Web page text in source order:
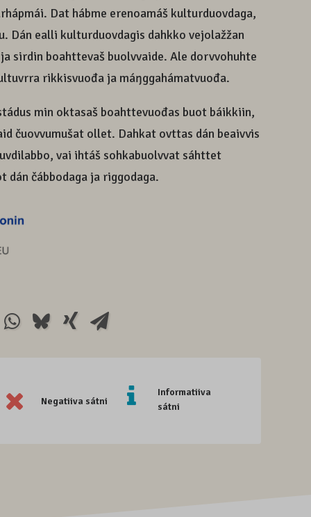
Dat hábme erenoamáš kulturduovdaga,
Dán ealli kulturduovdagis dahkko vejolažžan
sirdin boahttevaš buolvvaide. Ale dorvvohuhte
rikkisvuođa ja máŋggahámatvuođa.
min oktasaš boahttevuođas buot báikkiin,
čuovvumušat ollet. Dahkat ovttas dán beaivvis
vai ihtáš sohkabuolvvat sáhttet
čábbodaga ja riggodaga.
Negatiiva sátni
Informatiiva
sátni